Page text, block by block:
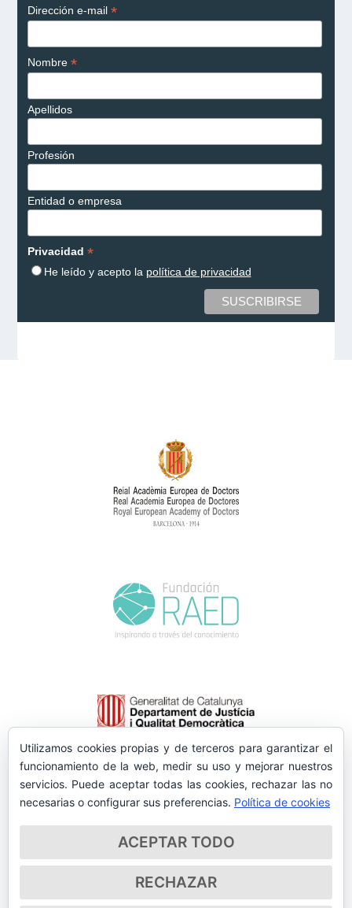
Dirección e-mail *
Nombre *
Apellidos
Profesión
Entidad o empresa
Privacidad *
He leído y acepto la política de privacidad
Utilizamos cookies propias y de terceros para garantizar el
funcionamiento de la web, medir su uso y mejorar nuestros
servicios. Puede aceptar todas las cookies, rechazar las no
necesarias o configurar sus preferencias. Política de cookies
ACEPTAR TODO
RECHAZAR